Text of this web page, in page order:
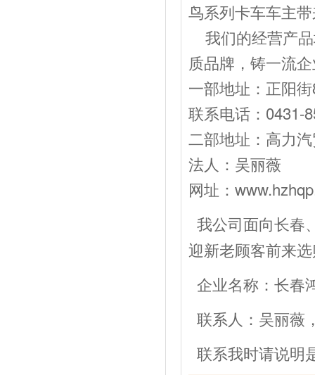
鸟系列卡车车主
我们的经营产
质品牌，铸一流
一部地址：正阳
联系电话：0431-
二部地址：高力
法人：吴丽
网址：
我公司面向长春
迎新老顾客前来
企业名称：长春
联系人：吴丽薇
联系我时请说明